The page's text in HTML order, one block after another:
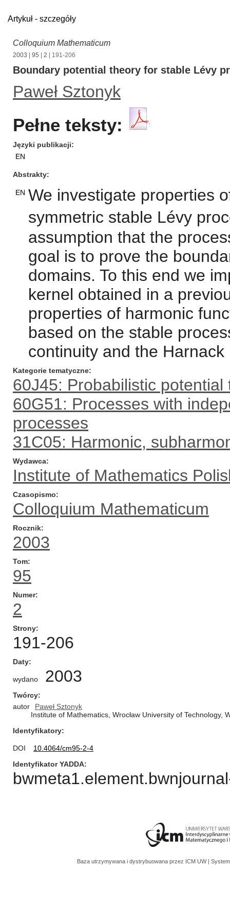
Artykuł - szczegóły
Colloquium Mathematicum
2003 95 2 | 191-206
Boundary potential theory for stable Lévy
Paweł Sztonyk
Pełne teksty:
Języki publikacji
EN
Abstrakty
EN We investigate properties
symmetric stable Lévy
assumption that the
goal is to prove the
domains. To this end we
kernel obtained in a
properties of harmonic
based on the stable
continuity and the
Kategorie tematyczne
60J45: Probabilistic potential
60G51: Processes with
processes
31C05: Harmonic,
Wydawca
Institute of Mathematics
Czasopismo
Colloquium Mathematicum
Rocznik
2003
Tom
95
Numer
2
Strony
191-206
Daty
wydano 2003
Twórcy
autor
Paweł Sztonyk
Institute of Mathematics, Wrocław University of Technology,
Identyfikatory
DOI
10.4064/cm95-2-4
Identyfikator YADDA
Baza utrzymywana i dystrybuowana przez ICM UW |